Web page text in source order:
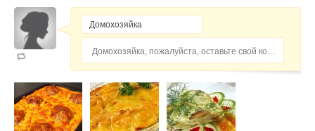
Домохозяйка, пожалуйста, оставьте свой комментарий...